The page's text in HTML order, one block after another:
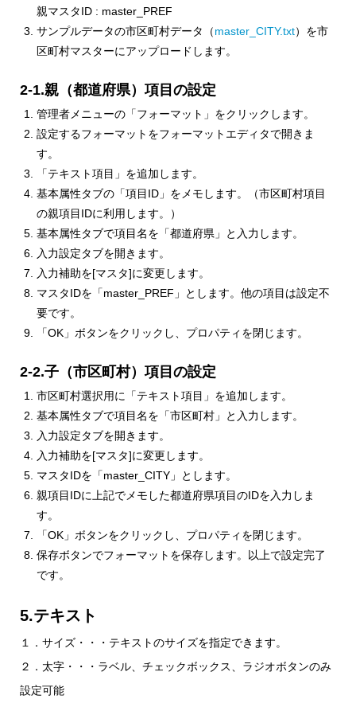
親マスタID : master_PREF
サンプルデータの市区町村データ（master_CITY.txt）を市
区町村マスターにアップロードします。
2-1.親（都道府県）項目の設定
管理者メニューの「フォーマット」をクリックします。
設定するフォーマットをフォーマットエディタで開きま
す。
「テキスト項目」を追加します。
基本属性タブの「項目ID」をメモします。（市区町村項目
の親項目IDに利用します。）
基本属性タブで項目名を「都道府県」と入力します。
入力設定タブを開きます。
入力補助を[マスタ]に変更します。
マスタIDを「master_PREF」とします。他の項目は設定不
要です。
「OK」ボタンをクリックし、プロパティを閉じます。
2-2.子（市区町村）項目の設定
市区町村選択用に「テキスト項目」を追加します。
基本属性タブで項目名を「市区町村」と入力します。
入力設定タブを開きます。
入力補助を[マスタ]に変更します。
マスタIDを「master_CITY」とします。
親項目IDに上記でメモした都道府県項目のIDを入力しま
す。
「OK」ボタンをクリックし、プロパティを閉じます。
保存ボタンでフォーマットを保存します。以上で設定完了
です。
5.テキスト
１．サイズ・・・テキストのサイズを指定できます。
２．太字・・・ラベル、チェックボックス、ラジオボタンのみ
設定可能